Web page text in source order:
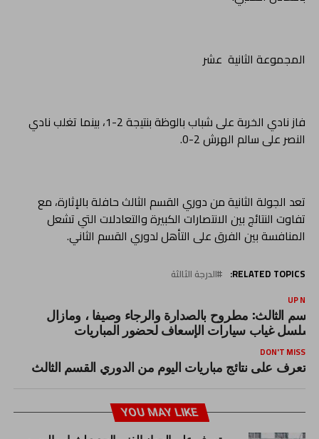
المجموعة الثانية عشر
فاز نادي الخربة على شباب بالوظة بنتيجة 2-1، بينما تغلب نادي
النصر على سالم الهرش 2-0.
تعد الجولة الثانية من دوري القسم الثالث حافلة بالإثارة، مع
تفاوت النتائج بين الانتصارات الكبيرة والتعادلات التي تشعل
المنافسة بين الفرق على التأهل لدوري القسم الثاني.
RELATED TOPICS: الدرجة الثالثة
UP
الثالث: مطروح بالصدارة والرجاء وصيفا ، ومازال
غياب سيارات الإسعاف لحضور المباريات
DON'T MISS
تعرف على نتائج مباريات اليوم من الدوري القسم الثالث
YOU MAY LIKE